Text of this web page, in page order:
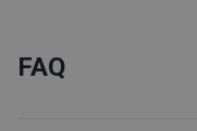
FAQ